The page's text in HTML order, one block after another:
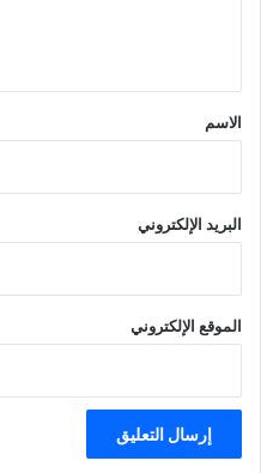
*
الاسم
البريد الإلكتروني
الموقع الإلكتروني